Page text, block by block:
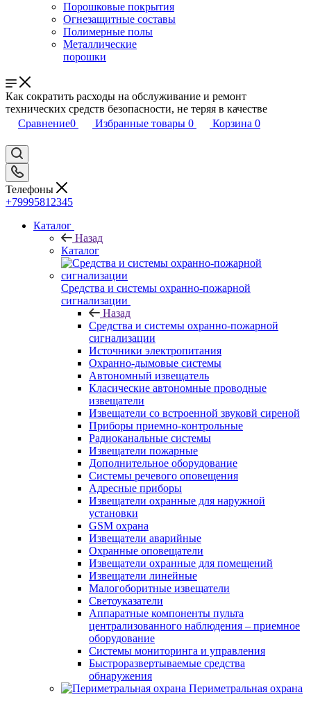
Порошковые покрытия
Огнезащитные составы
Полимерные полы
Металлические
порошки
Как сократить расходы на обслуживание и ремонт
технических средств безопасности, не теряя в качестве
Сравнение0 Избранные товары 0 Корзина 0
Телефоны
+79995812345
Каталог
Назад
Каталог
Средства и системы охранно-пожарной
сигнализации
Назад
Средства и системы охранно-пожарной
сигнализации
Источники электропитания
Охранно-дымовые системы
Автономный извещатель
Класические автономные проводные
извещатели
Извещатели со встроенной звуковй сиреной
Приборы приемно-контрольные
Радиоканальные системы
Извещатели пожарные
Дополнительное оборудование
Системы речевого оповещения
Адресные приборы
Извещатели охранные для наружной
установки
GSM охрана
Извещатели аварийные
Охранные оповещатели
Извещатели охранные для помещений
Извещатели линейные
Малогоборитные извещатели
Светоуказатели
Аппаратные компоненты пульта
централизованного наблюдения – приемное
оборудование
Системы мониторинга и управления
Быстроразвертываемые средства
обнаружения
Периметральная охрана